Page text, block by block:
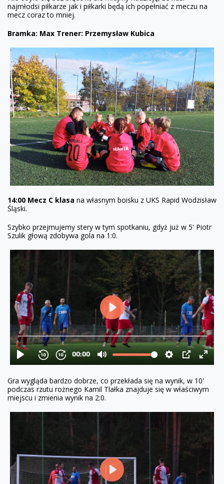
najmłodsi piłkarze jak i piłkarki będą ich popełniać z meczu na
mecz coraz to mniej.
Bramka: Max Trener: Przemysław Kubica
14:00 Mecz C klasa na własnym boisku z UKS Rapid Wodzisław
Śląski.
Szybko przejmujemy stery w tym spotkaniu, gdyż już w 5' Piotr
Szulik głową zdobywa gola na 1:0.
Gra wygląda bardzo dobrze, co przekłada się na wynik, w 10'
podczas rzutu rożnego Kamil Tlałka znajduje się w właściwym
miejscu i zmienia wynik na 2:0.